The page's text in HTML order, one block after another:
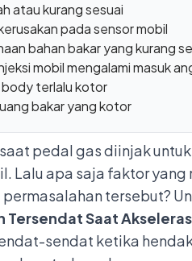
atau kurang sesuai
pada sensor mobil
bahan bakar yang kurang
mobil mengalami masuk
terlalu kotor
bakar yang kotor
pedal gas diinjak
Lalu apa saja faktor
tersebut?
Tersendat Saat
sendat ketika